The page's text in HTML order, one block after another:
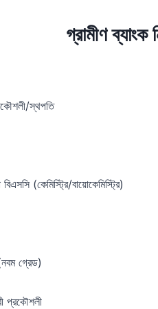
গ্রামীণ ব্যাংক
স্থপতি
(কেমিস্ট্রি/বায়োকেমিস্ট্রি)
গ্রেড)
প্রকৌশলী